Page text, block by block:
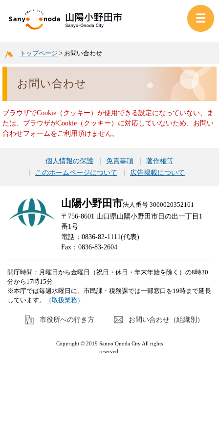
トップページ > お問い合わせ
お問い合わせ
ブラウザでCookie（クッキー）が使用できる設定になっていない、ま
たは、ブラウザがCookie（クッキー）に対応していないため、お問い
合わせフォームをご利用頂けません。
個人情報の保護 免責事項
著作権等
このホームページについて
広告掲載について
山陽小野田市法人番号 3000020352161
〒756-8601 山口県山陽小野田市日の出一丁目1
番1号
電話：0836-82-1111(代表)
Fax：0836-83-2604
開庁時間：月曜日から金曜日（祝日・休日・年末年始を除く）の8時30
分から17時15分
※本庁では毎週水曜日に、市民課・税務課では一部窓口を19時まで延長
しています。
（取扱業務）
市役所への行き方 お問い合わせ（組織別）
Copyright © 2019 Sanyo Onoda City All rights
reserved.